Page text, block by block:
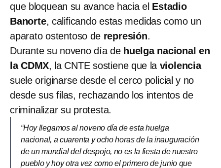
que bloquean su avance hacia el Estadio
Banorte, calificando estas medidas como un
aparato ostentoso de represión.
Durante su noveno día de huelga nacional en
la CDMX, la CNTE sostiene que la violencia
suele originarse desde el cerco policial y no
desde sus filas, rechazando los intentos de
criminalizar su protesta.
“Hoy llegamos al noveno día de esta huelga
nacional, a cuarenta y ocho horas de la inauguración
de un mundial del despojo, no es la fiesta de nuestro
pueblo y hoy otra vez como el primero de junio que